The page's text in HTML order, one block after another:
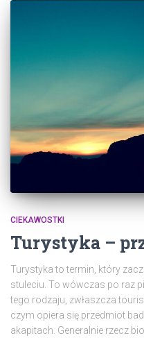
CIEKAWOSTKI
Turystyka –
Turystyka to termin, który
stuleciu. To wówczas po raz
tego rodzaju, zwłaszcza
czym opiera się przedmiot
akapitach. Generalnie rzecz